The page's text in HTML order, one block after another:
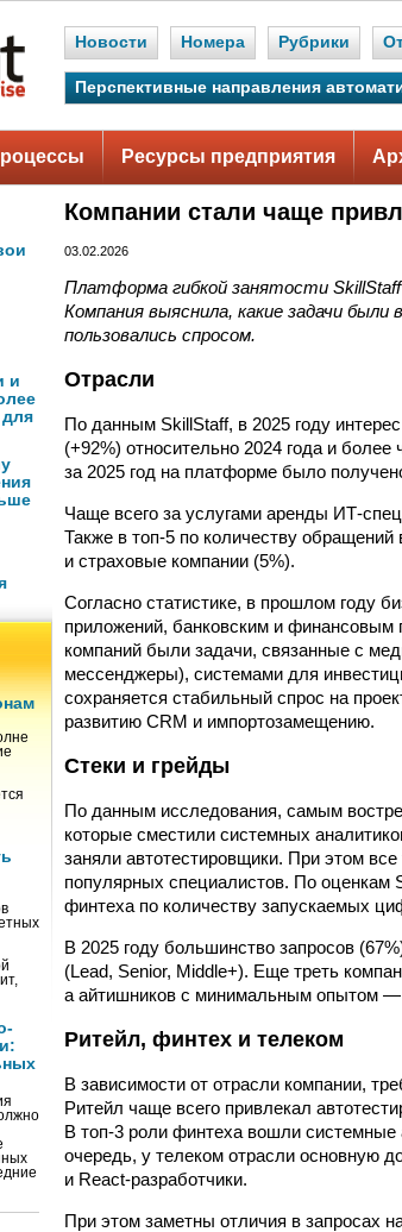
Новости Номера Рубрики
Перспективные направления
Ресурсы предприятия
и
Компании стали чаще
03.02.2026
Платформа гибкой занятости SkillStaff
Компания выяснила, какие задачи
пользовались спросом.
Отрасли
По данным SkillStaff, в 2025 году
(+92%) относительно 2024 года и
за 2025 год на платформе было
Чаще всего за услугами аренды
Также в топ-5 по количеству
и страховые компании (5%).
Согласно статистике, в прошлом году
приложений, банковским и
компаний были задачи, связанные с
мессенджеры), системами для
сохраняется стабильный спрос на
развитию CRM и импортозамещению.
Стеки и грейды
По данным исследования, самым
которые сместили системных
заняли автотестировщики. При этом
популярных специалистов. По оценкам
финтеха по количеству запускаемых
В 2025 году большинство запросов
(Lead, Senior, Middle+). Еще треть
а айтишников с минимальным опытом
Ритейл, финтех и телеком
В зависимости от отрасли компании,
Ритейл чаще всего привлекал
В топ-3 роли финтеха вошли системные
очередь, у телеком отрасли основную
и React-разработчики.
При этом заметны отличия в запросах